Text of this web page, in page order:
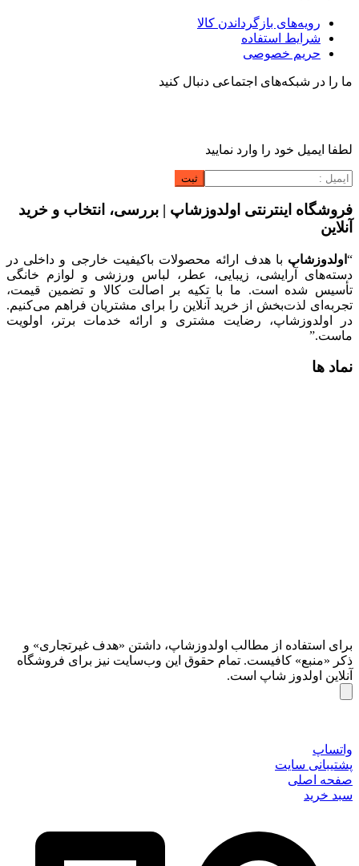
رویه‌های بازگرداندن کالا
شرایط استفاده
حریم خصوصی
ما را در شبکه‌های اجتماعی دنبال کنید
لطفا ایمیل خود را وارد نمایید
فروشگاه اینترنتی اولدوزشاپ | بررسی، انتخاب و خرید
آنلاین
“ اولدوزشاپ با هدف ارائه محصولات باکیفیت خارجی و داخلی در
دسته‌های آرایشی، زیبایی، عطر، لباس ورزشی و لوازم خانگی
تأسیس شده است. ما با تکیه بر اصالت کالا و تضمین قیمت،
تجربه‌ای لذت‌بخش از خرید آنلاین را برای مشتریان فراهم می‌کنیم.
در اولدوزشاپ، رضایت مشتری و ارائه خدمات برتر، اولویت
ماست.”
نماد ها
برای استفاده از مطالب اولدوزشاپ، داشتن «هدف غیرتجاری» و
ذکر «منبع» کافیست. تمام حقوق اين وب‌سايت نیز برای فروشگاه
آنلاین اولدوز شاپ است.
واتساپ
پشتیبانی سایت
صفحه اصلی
سبد خرید